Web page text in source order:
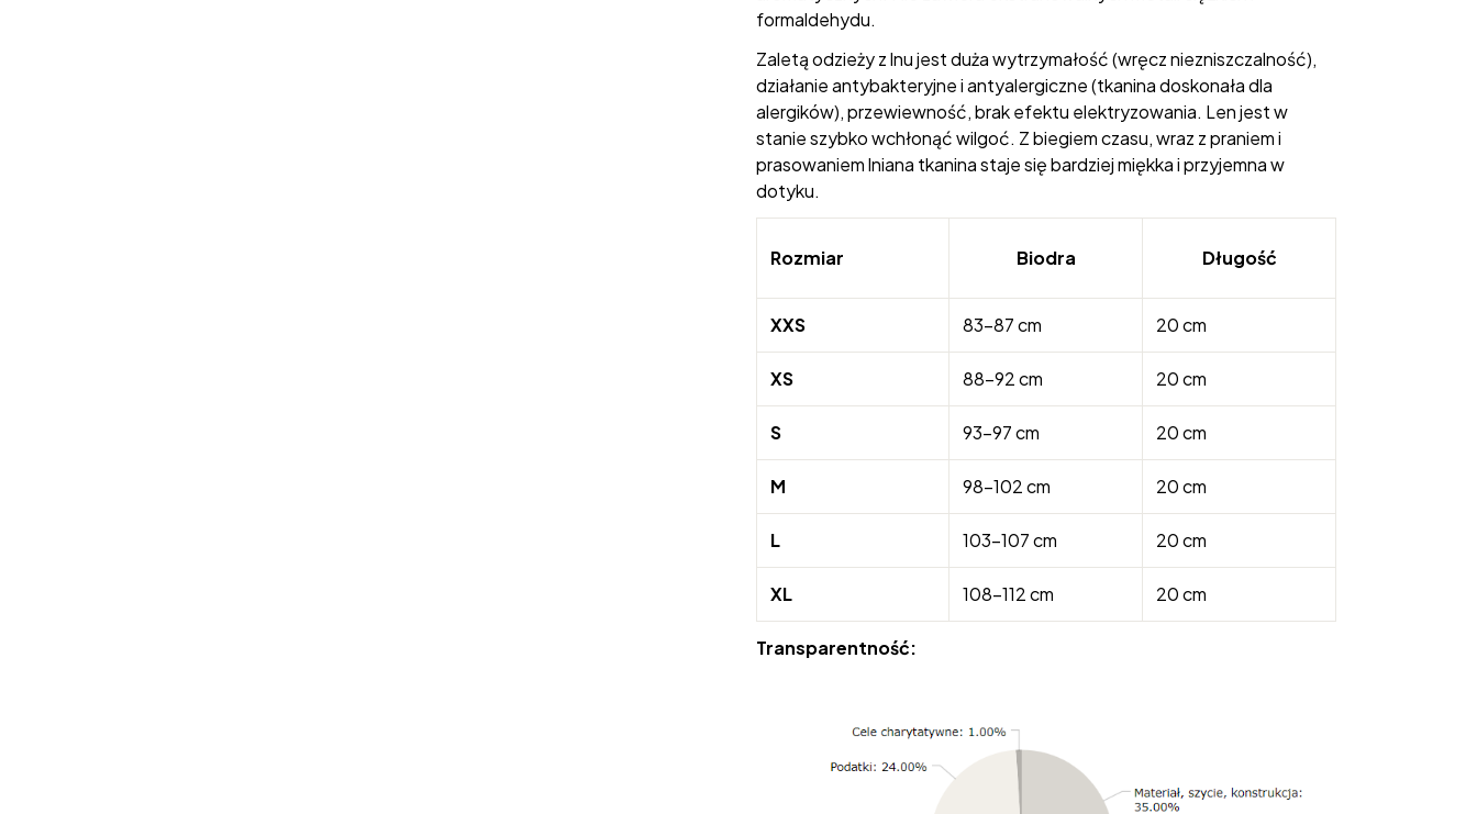
formaldehydu.
Zaletą odzieży z lnu jest duża wytrzymałość (wręcz niezniszczalność),
działanie antybakteryjne i antyalergiczne (tkanina doskonała dla
alergików), przewiewność, brak efektu elektryzowania. Len jest w
stanie szybko wchłonąć wilgoć. Z biegiem czasu, wraz z praniem i
prasowaniem lniana tkanina staje się bardziej miękka i przyjemna w
dotyku.
Rozmiar Biodra Długość
XXS 83-87 cm 20 cm
XS 88-92 cm 20 cm
S 93-97 cm 20 cm
M 98-102 cm 20 cm
L 103-107 cm 20 cm
XL 108-112 cm 20 cm
Transparentność: